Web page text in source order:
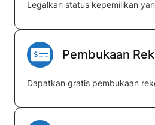
Legalkan status kepemilikan
Pembukaan
Dapatkan gratis pembukaan